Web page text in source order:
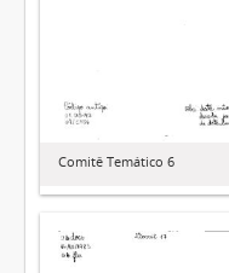
Comitê Temático 6